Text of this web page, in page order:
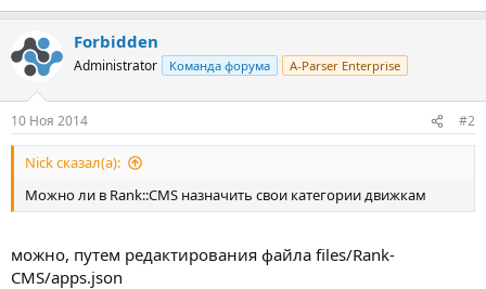
Forbidden
Administrator Команда форума A-Parser Enterprise
10 Ноя 2014 #2
Nick сказал(а):
Можно ли в Rank::CMS назначить свои категории движкам
можно, путем редактирования файла files/Rank-
CMS/apps.json